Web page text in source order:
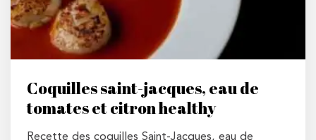
Coquilles saint-jacques, eau de
tomates et citron healthy
Recette des coquilles Saint-Jacques, eau de